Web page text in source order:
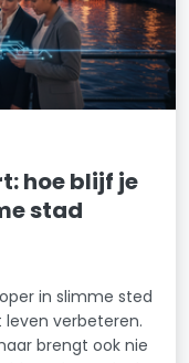
hoe blijf je
stad
in slimme sted
verbeteren.
brengt ook nie